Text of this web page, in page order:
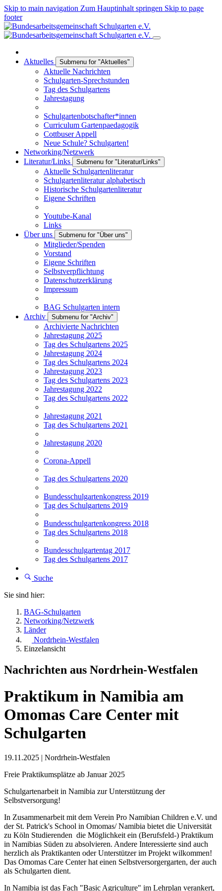
Skip to main navigation Zum Hauptinhalt springen Skip to page
footer
Aktuelles Submenu for "Aktuelles"
Aktuelle Nachrichten
Schulgarten-Sprechstunden
Tag des Schulgartens
Jahrestagung
Schulgartenbotschafter*innen
Curriculum Gartenpaedagogik
Cottbuser Appell
Neue Schule? Schulgarten!
Networking/Netzwerk
Literatur/Links
Submenu for "Literatur/Links"
Aktuelle Schulgartenliteratur
Schulgartenliteratur alphabetisch
Historische Schulgartenliteratur
Eigene Schriften
Youtube-Kanal
Links
Über uns
Submenu for "Über uns"
Mitglieder/Spenden
Vorstand
Eigene Schriften
Selbstverpflichtung
Datenschutzerklärung
Impressum
BAG Schulgarten intern
Archiv
Submenu for "Archiv"
Archivierte Nachrichten
Jahrestagung 2025
Tag des Schulgartens 2025
Jahrestagung 2024
Tag des Schulgartens 2024
Jahrestagung 2023
Tag des Schulgartens 2023
Jahrestagung 2022
Tag des Schulgartens 2022
Jahrestagung 2021
Tag des Schulgartens 2021
Jahrestagung 2020
Corona-Appell
Tag des Schulgartens 2020
Bundesschulgartenkongress 2019
Tag des Schulgartens 2019
Bundesschulgartenkongress 2018
Tag des Schulgartens 2018
Bundesschulgartentag 2017
Tag des Schulgartens 2017
Suche
Sie sind hier:
BAG-Schulgarten
Networking/Netzwerk
Länder
Nordrhein-Westfalen
Einzelansicht
Nachrichten aus Nordrhein-Westfalen
Praktikum in Namibia am
Omomas Care Center mit
Schulgarten
19.11.2025 | Nordrhein-Westfalen
Freie Praktikumsplätze ab Januar 2025
Schulgartenarbeit in Namibia zur Unterstützung der
Selbstversorgung!
In Zusammenarbeit mit dem Verein Pro Namibian Children e.V. und
der St. Patrick's School in Omomas/ Namibia bietet die Universität
zu Köln Studierenden die Möglichkeit ein (Berufsfeld-) Praktikum
in Namibias Süden zu absolvieren. Andere Interessierte sind auch
herzlich als Praktikanten oder Unterstützer im Projekt wilkommen!
Das Omomas Care Center hat einen Selbstversorgergarten, der auch
als Schulgarten dient.
In Namibia ist das Fach "Basic Agriculture" im Lehrplan verankert,